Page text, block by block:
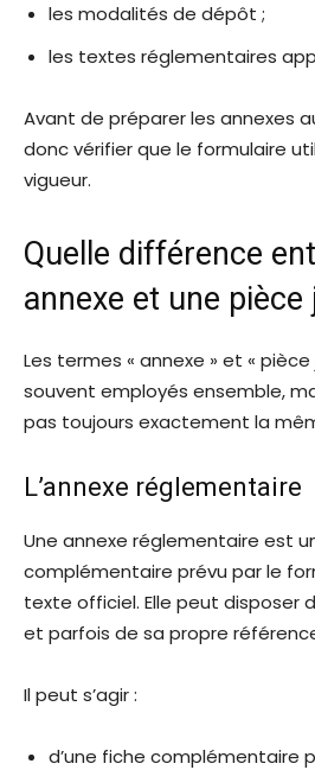
les modalités de dépôt ;
les textes réglementaires
Avant de préparer les annexes
donc vérifier que le formulaire
vigueur.
Quelle différence
annexe et une
Les termes « annexe » et «
souvent employés ensemble,
pas toujours exactement la
L’annexe réglementaire
Une annexe réglementaire est
complémentaire prévu par le
texte officiel. Elle peut disposer
et parfois de sa propre
Il peut s’agir :
d’une fiche complémentaire